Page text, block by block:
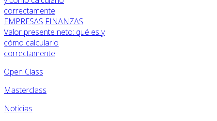
EMPRESAS FINANZAS
Valor presente neto: qué es y
cómo calcularlo
correctamente
Open Class
Masterclass
Noticias